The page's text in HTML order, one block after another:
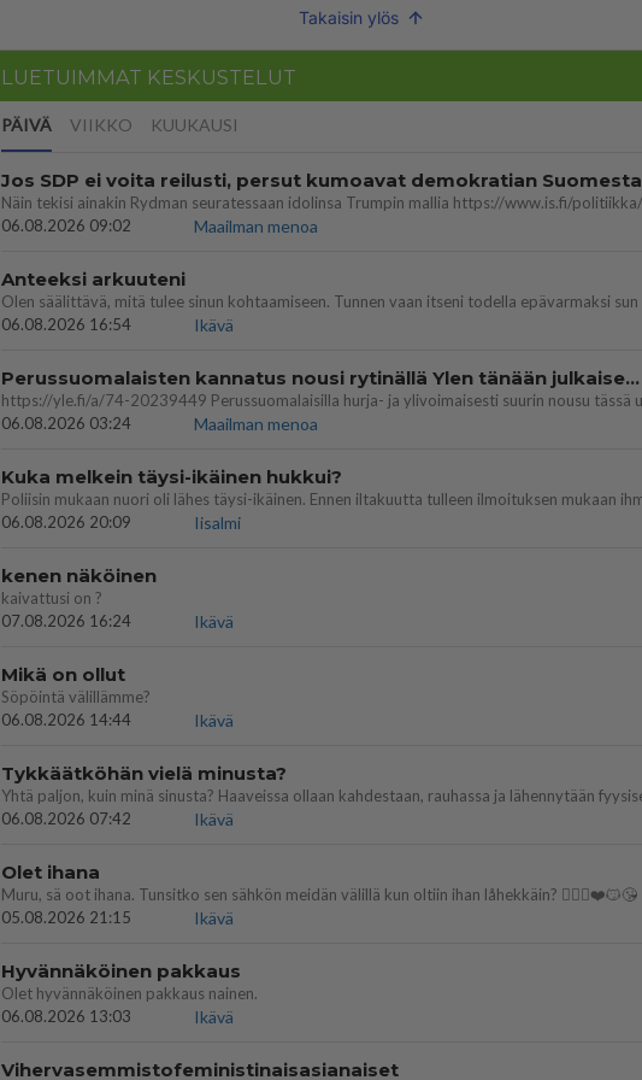
Takaisin ylös
LUETUIMMAT KESKUSTELUT
PÄIVÄ VIIKKO KUUKAUSI
Jos SDP ei voita reilusti, persut kumoavat demokratian Suomesta
06.08.2026 09:02
Maailman menoa
Anteeksi arkuuteni
06.08.2026 16:54
Ikävä
Perussuomalaisten kannatus nousi rytinällä Ylen tänään julkaisemassa tuoreimmassa gallup-kyselyssä.
06.08.2026 03:24
Maailman menoa
Kuka melkein täysi-ikäinen hukkui?
06.08.2026 20:09
Iisalmi
kenen näköinen
kaivattusi on ?
07.08.2026 16:24
Ikävä
Mikä on ollut
Söpöintä välillämme?
06.08.2026 14:44
Ikävä
Tykkäätköhän vielä minusta?
06.08.2026 07:42
Ikävä
Olet ihana
Muru, sä oot ihana. Tunsitko sen sähkön meidän välillä kun oltiin ihan låhekkäin? 👩‍❤️‍👩❤️😼😘
05.08.2026 21:15
Ikävä
Hyvännäköinen pakkaus
Olet hyvännäköinen pakkaus nainen.
06.08.2026 13:03
Ikävä
Vihervasemmistofeministinaisasianaiset